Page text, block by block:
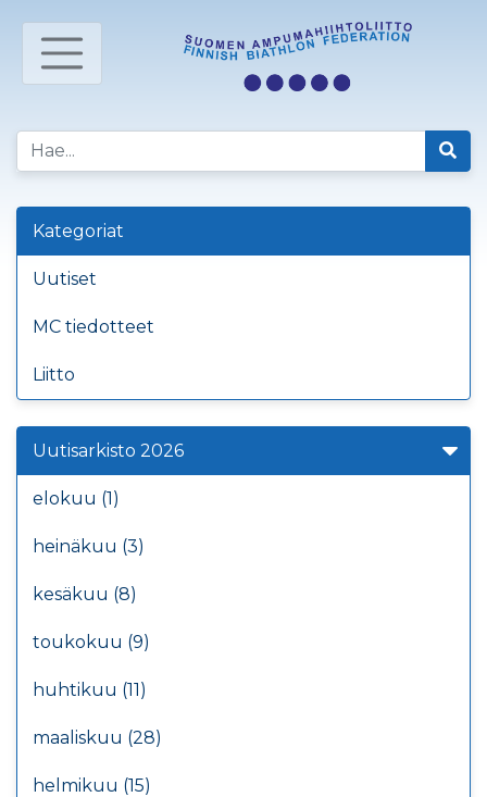
Kategoriat
Uutiset
MC tiedotteet
Liitto
Uutisarkisto 2026
elokuu (1)
heinäkuu (3)
kesäkuu (8)
toukokuu (9)
huhtikuu (11)
maaliskuu (28)
helmikuu (15)